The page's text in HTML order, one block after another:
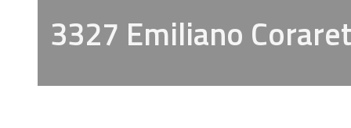
3327 Emiliano